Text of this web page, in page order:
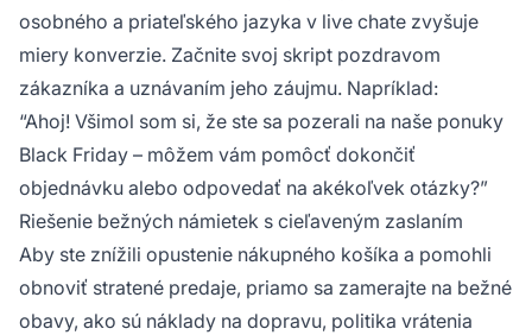
osobného a priateľského jazyka v live chate zvyšuje
miery konverzie. Začnite svoj skript pozdravom
zákazníka a uznávaním jeho záujmu. Napríklad:
“Ahoj! Všimol som si, že ste sa pozerali na naše ponuky
Black Friday – môžem vám pomôcť dokončiť
objednávku alebo odpovedať na akékoľvek otázky?”
Riešenie bežných námietek s cieľaveným zaslaním
Aby ste znížili opustenie nákupného košíka a pomohli
obnoviť stratené predaje, priamo sa zamerajte na bežné
obavy, ako sú náklady na dopravu, politika vrátenia